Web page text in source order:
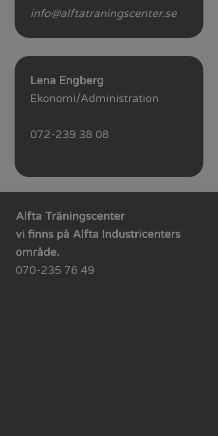
info@alftatraningscenter.se
Lena Engberg
Ekonomi/Administration
072-239 38 08
Alfta Träningscenter
vi finns på ​​​​​​​Alfta Industricenters
område.
070-235 76 49